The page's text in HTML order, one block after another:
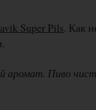
Super Pils. Как
Пиво